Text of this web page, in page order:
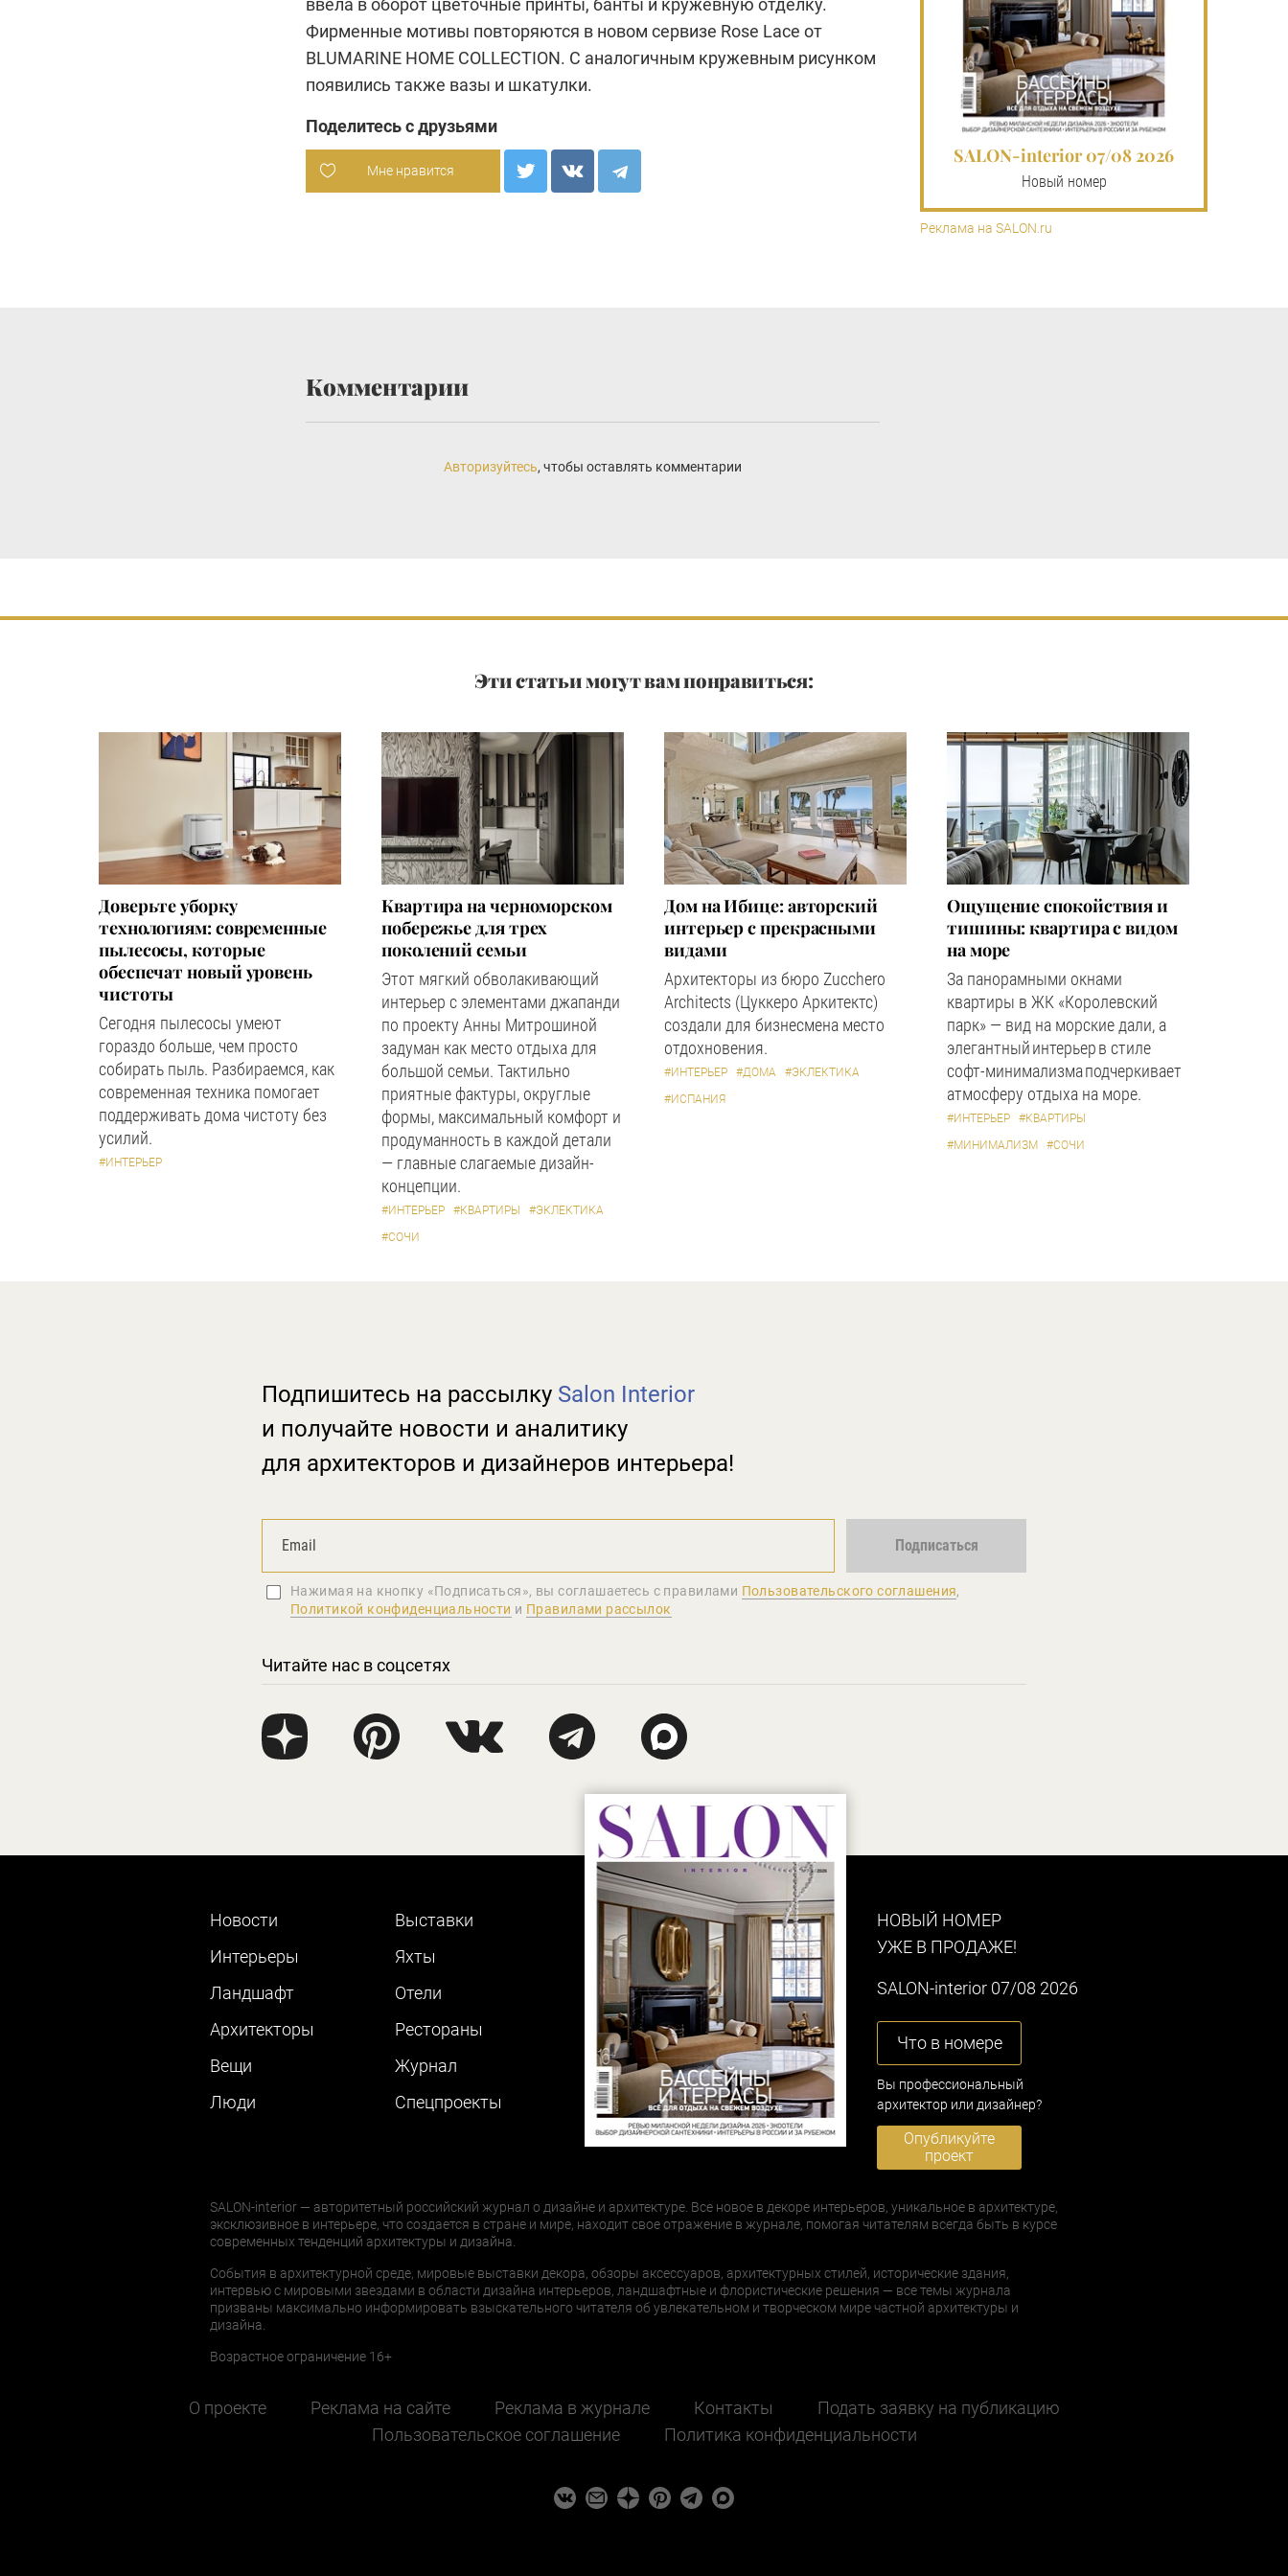
ввела в оборот цветочные принты, банты и кружевную отделку.
Фирменные мотивы повторяются в новом сервизе Rose Lace от
BLUMARINE HOME COLLECTION. С аналогичным кружевным рисунком
появились также вазы и шкатулки.
Поделитесь с друзьями
Мне нравится
SALON-interior 07/08 2026
Новый номер
Реклама на SALON.ru
Комментарии
Авторизуйтесь, чтобы оставлять комментарии
Эти статьи могут вам понравиться:
Доверьте уборку
технологиям: современные
пылесосы, которые
обеспечат новый уровень
чистоты
Сегодня пылесосы умеют
гораздо больше, чем просто
собирать пыль. Разбираемся, как
современная техника помогает
поддерживать дома чистоту без
усилий.
#ИНТЕРЬЕР
Квартира на черноморском
побережье для трех
поколений семьи
Этот мягкий обволакивающий
интерьер с элементами джапанди
по проекту Анны Митрошиной
задуман как место отдыха для
большой семьи. Тактильно
приятные фактуры, округлые
формы, максимальный комфорт и
продуманность в каждой детали
— главные слагаемые дизайн-
концепции.
#ИНТЕРЬЕР #КВАРТИРЫ
#ЭКЛЕКТИКА
#СОЧИ
Дом на Ибице: авторский
интерьер с прекрасными
видами
Архитекторы из бюро Zucchero
Architects (Цуккеро Аркитектс)
создали для бизнесмена место
отдохновения.
#ИНТЕРЬЕР #ДОМА
#ЭКЛЕКТИКА
#ИСПАНИЯ
Ощущение спокойствия и
тишины: квартира с видом
на море
За панорамными окнами
квартиры в ЖК «Королевский
парк» — вид на морские дали, а
элегантный интерьер в стиле
софт-минимализма подчеркивает
атмосферу отдыха на море.
#ИНТЕРЬЕР
#КВАРТИРЫ
#МИНИМАЛИЗМ
#СОЧИ
Подпишитесь на рассылку Salon Interior
и получайте новости и аналитику
для архитекторов и дизайнеров интерьера!
Подписаться
Нажимая на кнопку «Подписаться», вы соглашаетеcь с правилами Пользовательского соглашения,
Политикой конфиденциальности и Правилами рассылок
Читайте нас в соцсетях
Новости
Интерьеры
Ландшафт
Архитекторы
Вещи
Люди
Выставки
Яхты
Отели
Рестораны
Журнал
Cпецпроекты
НОВЫЙ НОМЕР
УЖЕ В ПРОДАЖЕ!
SALON-interior 07/08 2026
Что в номере
Вы профессиональный
архитектор или дизайнер?
Опубликуйте
проект
SALON-interior — авторитетный российский журнал о дизайне и архитектуре. Все новое в декоре интерьеров, уникальное в архитектуре,
эксклюзивное в интерьере, что создается в стране и мире, находит свое отражение в журнале, помогая читателям всегда быть в курсе
современных тенденций архитектуры и дизайна.
События в архитектурной среде, мировые выставки декора, обзоры аксессуаров, архитектурных стилей, исторические здания,
интервью с мировыми звездами в области дизайна интерьеров, ландшафтные и флористические решения — все темы журнала
призваны максимально информировать взыскательного читателя об увлекательном и творческом мире частной архитектуры и
дизайна.
Возрастное ограничение 16+
О проекте Реклама на сайте Реклама в журнале Контакты
Подать заявку на публикацию
Пользовательское соглашение
Политика конфиденциальности